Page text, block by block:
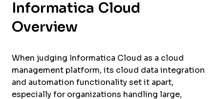
Informatica Cloud
Overview
When judging Informatica Cloud as a cloud
management platform, its cloud data integration
and automation functionality set it apart,
especially for organizations handling large,